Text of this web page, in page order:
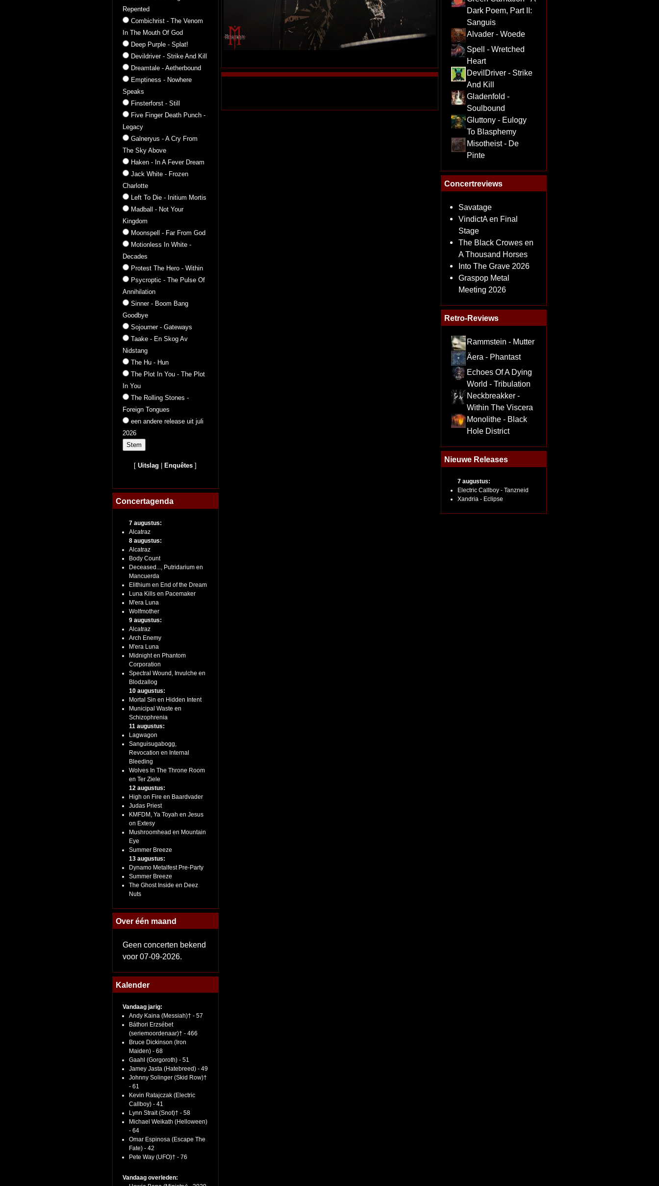
Repented
Combichrist - The Venom
In The Mouth Of God
Deep Purple - Splat!
Devildriver - Strike And Kill
Dreamtale - Aetherbound
Emptiness - Nowhere
Speaks
Finsterforst - Still
Five Finger Death Punch -
Legacy
Galneryus - A Cry From
The Sky Above
Haken - In A Fever Dream
Jack White - Frozen
Charlotte
Left To Die - Initium Mortis
Madball - Not Your
Kingdom
Moonspell - Far From God
Motionless In White -
Decades
Protest The Hero - Within
Psycroptic - The Pulse Of
Annihilation
Sinner - Boom Bang
Goodbye
Sojourner - Gateways
Taake - En Skog Av
Nidstang
The Hu - Hun
The Plot In You - The Plot
In You
The Rolling Stones -
Foreign Tongues
een andere release uit juli
2026
[Uitslag Enquêtes ]
Concertagenda
7 augustus:
Alcatraz
8 augustus:
Alcatraz
Body Count
Deceased..., Putridarium en
Mancuerda
Elithium en End of the Dream
Luna Kills en Pacemaker
M'era Luna
Wolfmother
9 augustus:
Alcatraz
Arch Enemy
M'era Luna
Midnight en Phantom
Corporation
Spectral Wound, Invulche en
Blodzallog
10 augustus:
Mortal Sin en Hidden Intent
Municipal Waste en
Schizophrenia
11 augustus:
Lagwagon
Sanguisugabogg,
Revocation en Internal
Bleeding
Wolves In The Throne Room
en Ter Ziele
12 augustus:
High on Fire en Baardvader
Judas Priest
KMFDM, Ya Toyah en Jesus
on Extesy
Mushroomhead en Mountain
Eye
Summer Breeze
13 augustus:
Dynamo Metalfest Pre-Party
Summer Breeze
The Ghost Inside en Deez
Nuts
Over één maand
Geen concerten bekend
voor 07-09-2026.
Kalender
Vandaag jarig:
Andy Kaina (Messiah)† - 57
Báthori Erzsébet
(seriemoordenaar)† - 466
Bruce Dickinson (Iron
Maiden) - 68
Gaahl (Gorgoroth) - 51
Jamey Jasta (Hatebreed) - 49
Johnny Solinger (Skid Row)†
- 61
Kevin Ratajczak (Electric
Callboy) - 41
Lynn Strait (Snot)† - 58
Michael Weikath (Helloween)
- 64
Omar Espinosa (Escape The
Fate) - 42
Pete Way (UFO)† - 76
Vandaag overleden:
Dark Poem, Part II:
Sanguis
Alvader - Woede
Spell - Wretched
Heart
DevilDriver - Strike
And Kill
Gladenfold -
Soulbound
Gluttony - Eulogy
To Blasphemy
Misotheist - De
Pinte
Concertreviews
Savatage
VindictA en Final
Stage
The Black Crowes en
A Thousand Horses
Into The Grave 2026
Graspop Metal
Meeting 2026
Retro-Reviews
Rammstein - Mutter
Äera - Phantast
Echoes Of A Dying
World - Tribulation
Neckbreakker -
Within The Viscera
Monolithe - Black
Hole District
Nieuwe Releases
7 augustus:
Electric Callboy - Tanzneid
Xandria - Eclipse